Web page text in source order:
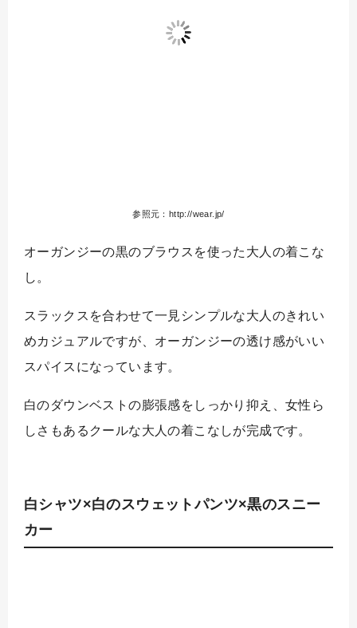
参照元：http://wear.jp/
オーガンジーの黒のブラウスを使った大人の着こな
し。
スラックスを合わせて一見シンプルな大人のきれい
めカジュアルですが、オーガンジーの透け感がいい
スパイスになっています。
白のダウンベストの膨張感をしっかり抑え、女性ら
しさもあるクールな大人の着こなしが完成です。
白シャツ×白のスウェットパンツ×黒のスニー
カー